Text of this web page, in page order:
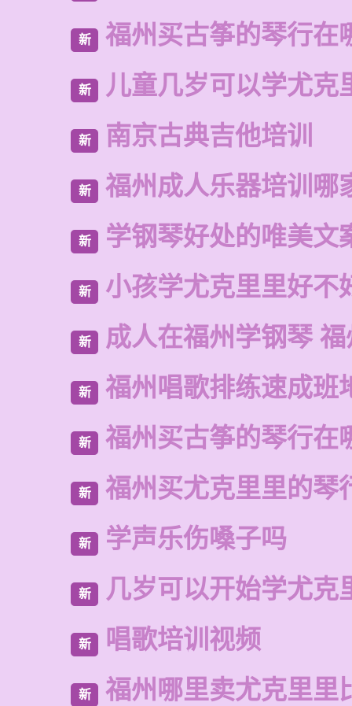
新 福州买古筝的琴行在
新 儿童几岁可以学尤克
新 南京古典吉他培训
新 福州成人乐器培训哪
新 学钢琴好处的唯美文
新 小孩学尤克里里好不
新 成人在福州学钢琴
新 福州唱歌排练速成班
新 福州买古筝的琴行在
新 福州买尤克里里的琴
新 学声乐伤嗓子吗
新 几岁可以开始学尤克
新 唱歌培训视频
新 福州哪里卖尤克里里